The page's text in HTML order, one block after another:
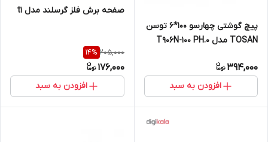
پیچ گوشتی چهارسو 100*6 توسن
TOSAN مدل T906N-100 PH.0
394,000
افزودن به سبد
صفحه برش فلز گرسلند مدل t1
205,000
14%
176,000
افزودن به سبد